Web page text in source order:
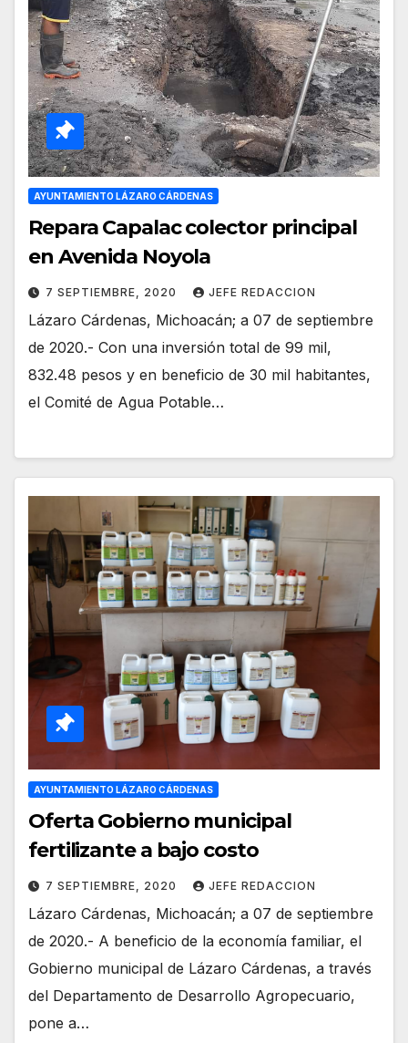
AYUNTAMIENTO LÁZARO CÁRDENAS
Repara Capalac colector principal
en Avenida Noyola
7 SEPTIEMBRE, 2020 JEFE REDACCION
Lázaro Cárdenas, Michoacán; a 07 de septiembre
de 2020.- Con una inversión total de 99 mil,
832.48 pesos y en beneficio de 30 mil habitantes,
el Comité de Agua Potable…
AYUNTAMIENTO LÁZARO CÁRDENAS
Oferta Gobierno municipal
fertilizante a bajo costo
7 SEPTIEMBRE, 2020 JEFE REDACCION
Lázaro Cárdenas, Michoacán; a 07 de septiembre
de 2020.- A beneficio de la economía familiar, el
Gobierno municipal de Lázaro Cárdenas, a través
del Departamento de Desarrollo Agropecuario,
pone a…